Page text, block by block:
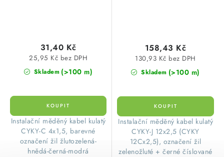
Skladem (>100 m)
25,95 Kč bez DPH
31,40 Kč
​Instalační měděný kabel kulatý
CYKY-C 4x1,5, barevné
označení žil žlutozelená-
hnědá-černá-modrá
Skladem (>100 m)
130,93 Kč bez DPH
158,43 Kč
​Instalační měděný kabel kulatý
CYKY-J 12x2,5 (CYKY
12Cx2,5), označení žil
zelenožluté + černé číslované